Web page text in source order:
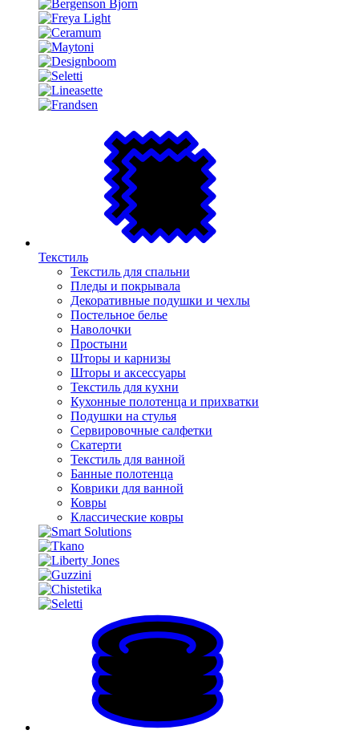
Текстиль
Текстиль для спальни
Пледы и покрывала
Декоративные подушки и чехлы
Постельное белье
Наволочки
Простыни
Шторы и карнизы
Шторы и аксессуары
Текстиль для кухни
Кухонные полотенца и прихватки
Подушки на стулья
Сервировочные салфетки
Скатерти
Текстиль для ванной
Банные полотенца
Коврики для ванной
Ковры
Классические ковры